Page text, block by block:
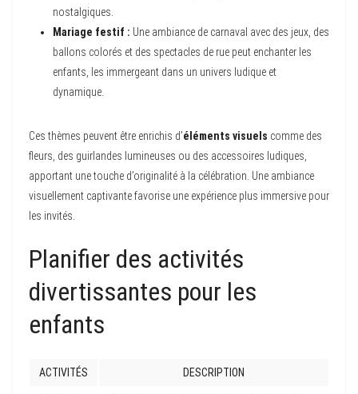
nostalgiques.
Mariage festif : Une ambiance de carnaval avec des jeux, des
ballons colorés et des spectacles de rue peut enchanter les
enfants, les immergeant dans un univers ludique et
dynamique.
Ces thèmes peuvent être enrichis d’éléments visuels comme des
fleurs, des guirlandes lumineuses ou des accessoires ludiques,
apportant une touche d’originalité à la célébration. Une ambiance
visuellement captivante favorise une expérience plus immersive pour
les invités.
Planifier des activités
divertissantes pour les
enfants
ACTIVITÉS DESCRIPTION